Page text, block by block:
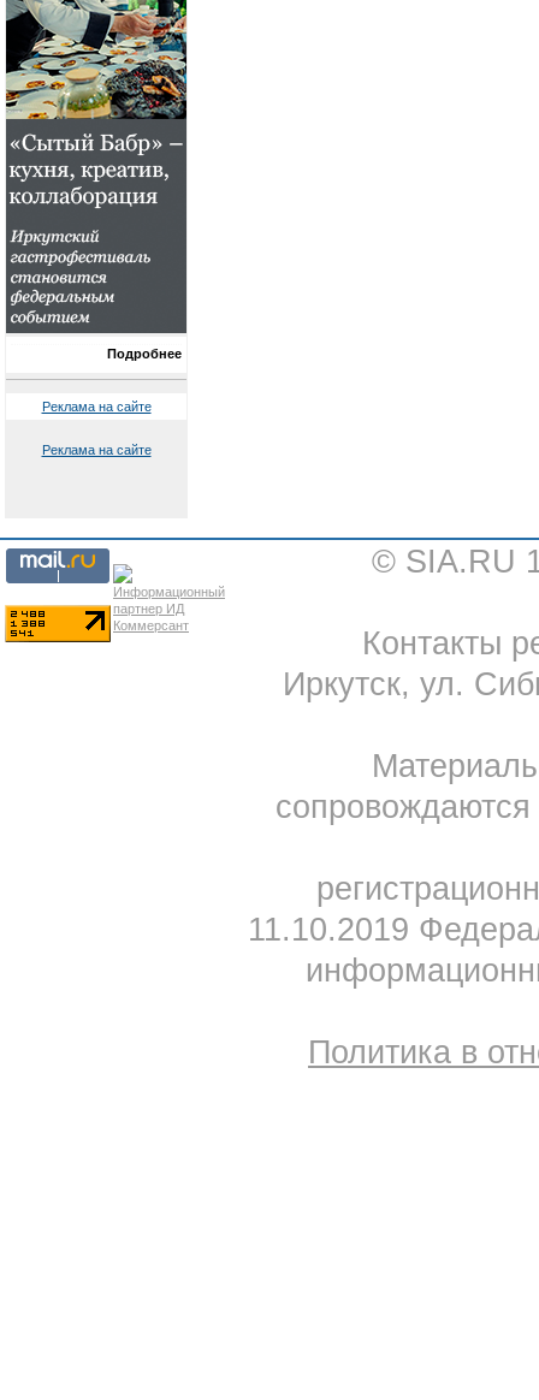
Подробнее
Реклама на сайте
Реклама на сайте
© SIA.RU
Контакты
Иркутск, ул.
11.10.2019
Политика в